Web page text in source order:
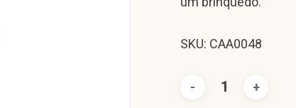
SKU: CAA0048